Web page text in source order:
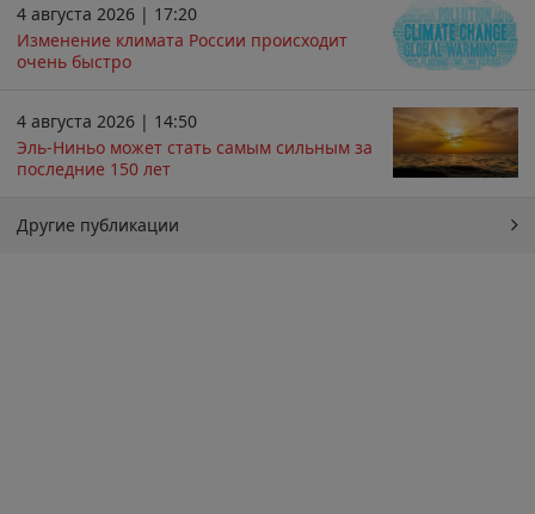
4 августа 2026 | 17:20
Изменение климата России происходит
очень быстро
4 августа 2026 | 14:50
Эль-Ниньо может стать самым сильным за
последние 150 лет
Другие публикации